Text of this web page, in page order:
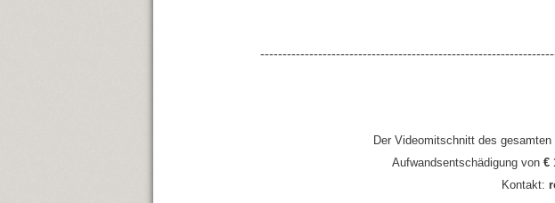
Der Videomitschnitt des
Aufwandsentschädigung von €
Kontakt: